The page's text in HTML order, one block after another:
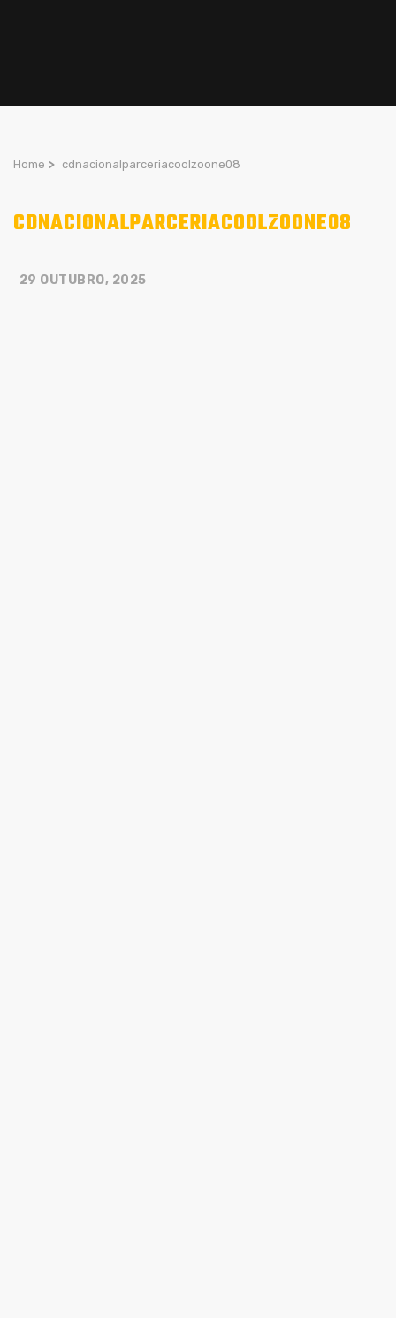
Home > cdnacionalparceriacoolzoone08
CDNACIONALPARCERIACOOLZOONE08
29 OUTUBRO, 2025